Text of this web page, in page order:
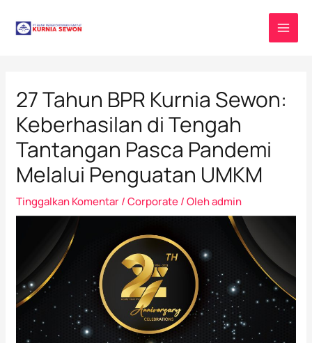
MAIN
27 Tahun BPR Kurnia Sewon:
Keberhasilan di Tengah
Tantangan Pasca Pandemi
Melalui Penguatan UMKM
Tinggalkan Komentar/Corporate/ Olehadmin
navigation